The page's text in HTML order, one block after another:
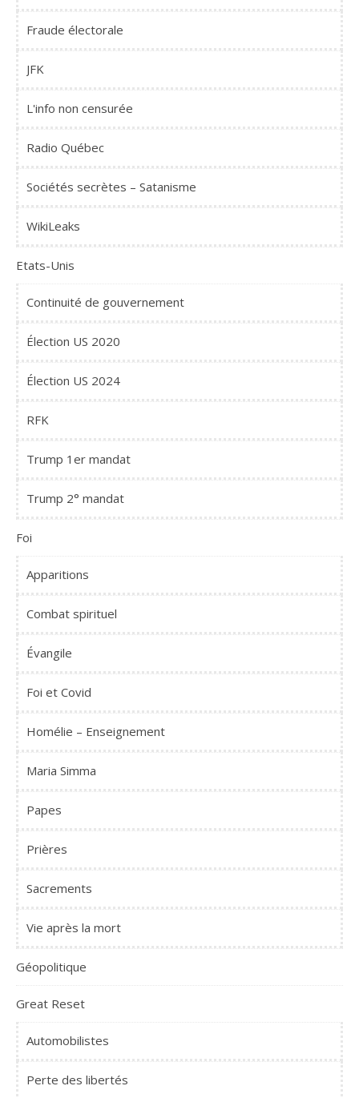
Fraude électorale
JFK
L'info non censurée
Radio Québec
Sociétés secrètes – Satanisme
WikiLeaks
Etats-Unis
Continuité de gouvernement
Élection US 2020
Élection US 2024
RFK
Trump 1er mandat
Trump 2° mandat
Foi
Apparitions
Combat spirituel
Évangile
Foi et Covid
Homélie – Enseignement
Maria Simma
Papes
Prières
Sacrements
Vie après la mort
Géopolitique
Great Reset
Automobilistes
Perte des libertés